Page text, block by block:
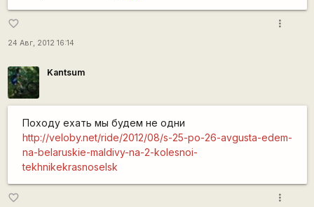
favorite_border
24 Авг, 2012 16:14
more_vert
Kantsum
Походу ехать мы будем не одни
http://veloby.net/ride/2012/08/s-25-po-26-avgusta-edem-
na-belaruskie-maldivy-na-2-kolesnoi-
tekhnikekrasnoselsk
favorite_border more_vert